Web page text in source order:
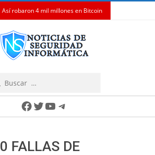
Así robaron 4 mil millones en Bitcoin
Facebook
Twitter
YouTube
Telegram
FALLAS DE